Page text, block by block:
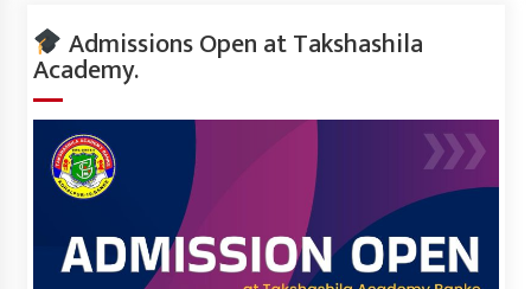
Admissions Open at Takshashila
Academy.